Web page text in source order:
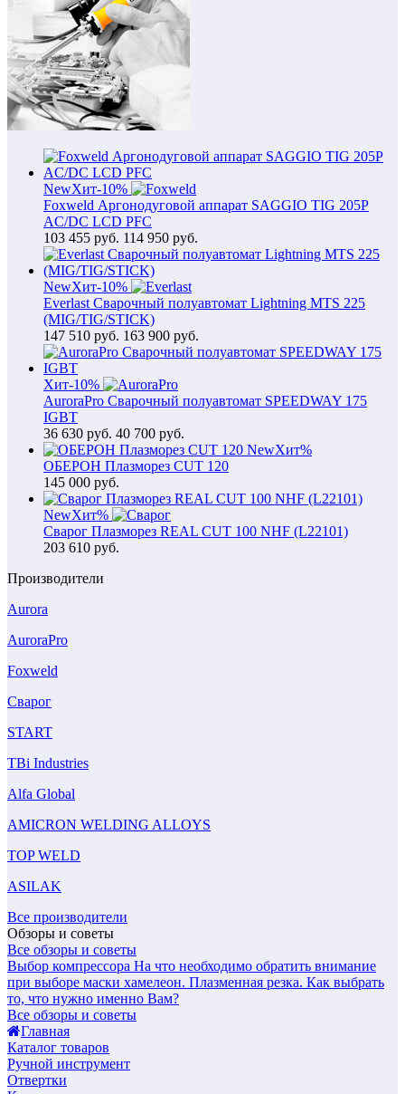
NewХит-10%
Foxweld Аргонодуговой аппарат SAGGIO TIG 205P
AC/DC LCD PFC
103 455 руб. 114 950 руб.
NewХит-10%
Everlast Сварочный полуавтомат Lightning MTS 225
(MIG/TIG/STICK)
147 510 руб. 163 900 руб.
Хит-10%
AuroraPro Сварочный полуавтомат SPEEDWAY 175
IGBT
36 630 руб. 40 700 руб.
NewХит%
ОБЕРОН Плазморез CUT 120
145 000 руб.
NewХит%
Сварог Плазморез REAL CUT 100 NHF (L22101)
203 610 руб.
Производители
Aurora
AuroraPro
Foxweld
Сварог
START
TBi Industries
Alfa Global
AMICRON WELDING ALLOYS
TOP WELD
ASILAK
Все производители
Обзоры и советы
Все обзоры и советы
Выбор компрессора На что необходимо обратить внимание
при выборе маски хамелеон. Плазменная резка. Как выбрать
то, что нужно именно Вам?
Все обзоры и советы
Главная
Каталог товаров
Ручной инструмент
Отвертки